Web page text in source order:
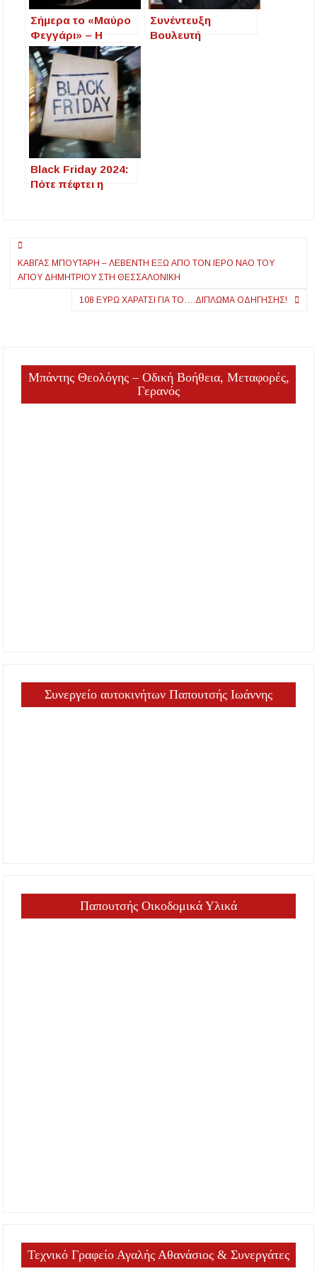
Σήμερα το «Μαύρο
Φεγγάρι» – Η
σπάνια νύχτα
απόλυτου
σκοταδιού
Συνέντευξη
Βουλευτή
Black Friday 2024:
Πότε πέφτει η
Πλοήγηση
άρθρων
ΚΑΒΓΆΣ ΜΠΟΥΤΆΡΗ – ΛΕΒΈΝΤΗ ΈΞΩ ΑΠΌ ΤΟΝ ΙΕΡΌ ΝΑΌ ΤΟΥ
ΑΓΊΟΥ ΔΗΜΗΤΡΊΟΥ ΣΤΗ ΘΕΣΣΑΛΟΝΊΚΗ
108 ΕΥΡΏ ΧΑΡΆΤΣΙ ΓΙΑ ΤΟ….ΔΊΠΛΩΜΑ ΟΔΉΓΗΣΗΣ!
Μπάντης Θεολόγης – Οδική Βοήθεια, Μεταφορές,
Γερανός
Συνεργείο αυτοκινήτων Παπουτσής Ιωάννης
Παπουτσής Οικοδομικά Υλικά
Τεχνικό Γραφείο Αγαλής Αθανάσιος & Συνεργάτες